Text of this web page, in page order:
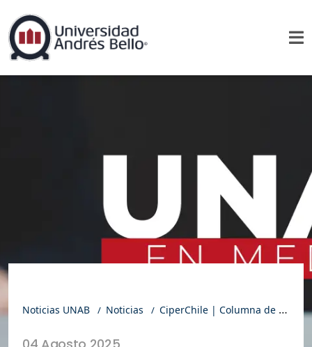
Noticias UNAB Noticias CiperChile | Columna de Nicolás Garrido: El valor de la autonomía de las instituciones estadísticas